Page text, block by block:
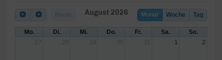
Monat Woche Tag
August 2026
Mo. Di. Mi. Do. Fr. Sa.
So.
1 2